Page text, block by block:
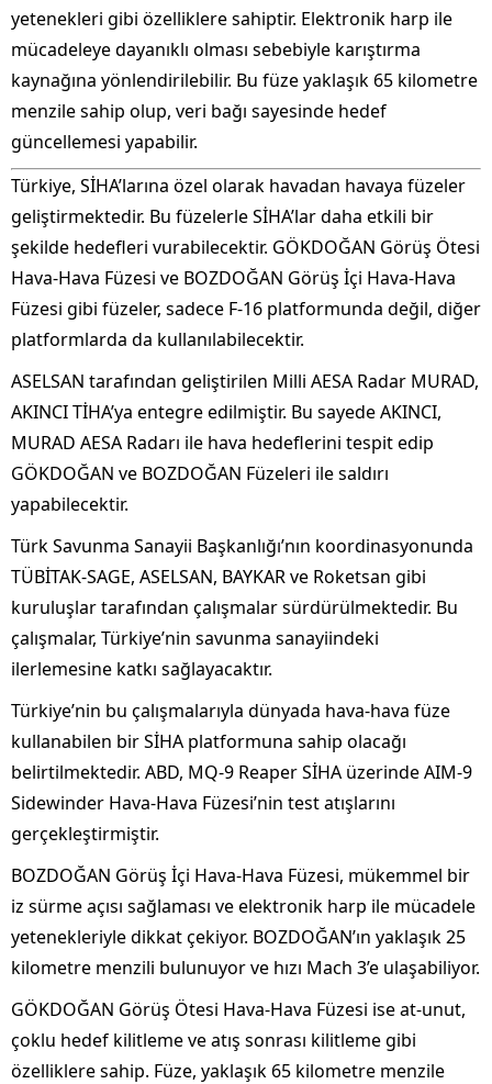
yetenekleri gibi özelliklere sahiptir. Elektronik harp ile
mücadeleye dayanıklı olması sebebiyle karıştırma
kaynağına yönlendirilebilir. Bu füze yaklaşık 65 kilometre
menzile sahip olup, veri bağı sayesinde hedef
güncellemesi yapabilir.
Türkiye, SİHA’larına özel olarak havadan havaya füzeler
geliştirmektedir. Bu füzelerle SİHA’lar daha etkili bir
şekilde hedefleri vurabilecektir. GÖKDOĞAN Görüş Ötesi
Hava-Hava Füzesi ve BOZDOĞAN Görüş İçi Hava-Hava
Füzesi gibi füzeler, sadece F-16 platformunda değil, diğer
platformlarda da kullanılabilecektir.
ASELSAN tarafından geliştirilen Milli AESA Radar MURAD,
AKINCI TİHA’ya entegre edilmiştir. Bu sayede AKINCI,
MURAD AESA Radarı ile hava hedeflerini tespit edip
GÖKDOĞAN ve BOZDOĞAN Füzeleri ile saldırı
yapabilecektir.
Türk Savunma Sanayii Başkanlığı’nın koordinasyonunda
TÜBİTAK-SAGE, ASELSAN, BAYKAR ve Roketsan gibi
kuruluşlar tarafından çalışmalar sürdürülmektedir. Bu
çalışmalar, Türkiye’nin savunma sanayiindeki
ilerlemesine katkı sağlayacaktır.
Türkiye’nin bu çalışmalarıyla dünyada hava-hava füze
kullanabilen bir SİHA platformuna sahip olacağı
belirtilmektedir. ABD, MQ-9 Reaper SİHA üzerinde AIM-9
Sidewinder Hava-Hava Füzesi’nin test atışlarını
gerçekleştirmiştir.
BOZDOĞAN Görüş İçi Hava-Hava Füzesi, mükemmel bir
iz sürme açısı sağlaması ve elektronik harp ile mücadele
yetenekleriyle dikkat çekiyor. BOZDOĞAN’ın yaklaşık 25
kilometre menzili bulunuyor ve hızı Mach 3’e ulaşabiliyor.
GÖKDOĞAN Görüş Ötesi Hava-Hava Füzesi ise at-unut,
çoklu hedef kilitleme ve atış sonrası kilitleme gibi
özelliklere sahip. Füze, yaklaşık 65 kilometre menzile